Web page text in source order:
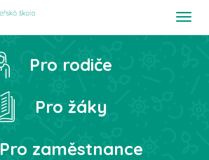
T
Hledat
Pro rodiče
Pro žáky
Pro zaměstnance